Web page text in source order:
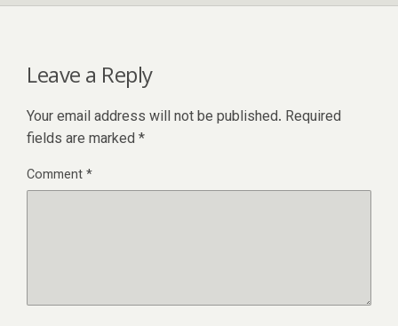
Leave a Reply
Your email address will not be published. Required
fields are marked *
Comment*